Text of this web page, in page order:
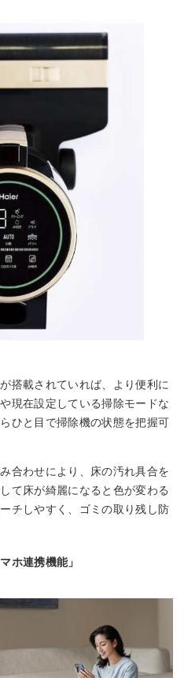
搭載されていれば、より便利に
現在設定している掃除モードな
ひと目で掃除機の状態を把握可
合わせにより、床の汚れ具合を
て床が綺麗になると色が変わる
チしやすく、ゴミの取り残し防
ホ連携機能」